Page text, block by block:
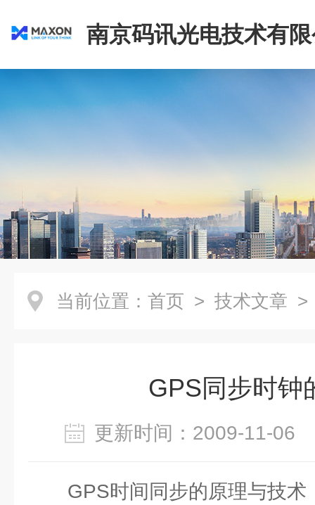
南京码讯光电技术有
当前位置： 首页 > 技术文章 >
GPS同步时钟
更新时间：2009-11-
GPS时间同步的原理与技术